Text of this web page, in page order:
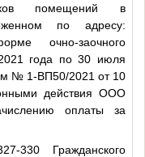
помещений в
по адресу:
очно-заочного
года по 30 июля
№ 1-ВП50/2021 от 10
действия ООО
оплаты за
330 Гражданского